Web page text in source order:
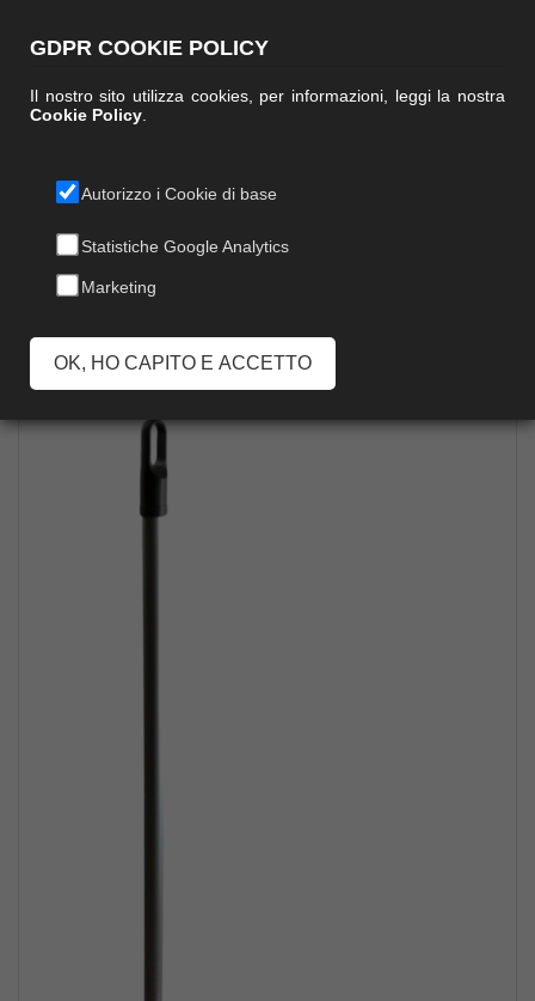
PALETTA KING
GDPR COOKIE POLICY
Il nostro sito utilizza cookies, per informazioni, leggi la nostra
Cookie Policy
Autorizzo i Cookie di base
Statistiche Google Analytics
Marketing
OK, HO CAPITO E ACCETTO